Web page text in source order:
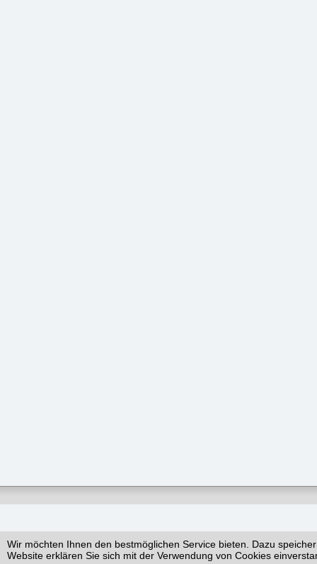
Wir möchten Ihnen den bestmöglichen Service bieten. Dazu
Website erklären Sie sich mit der Verwendung von Cookies